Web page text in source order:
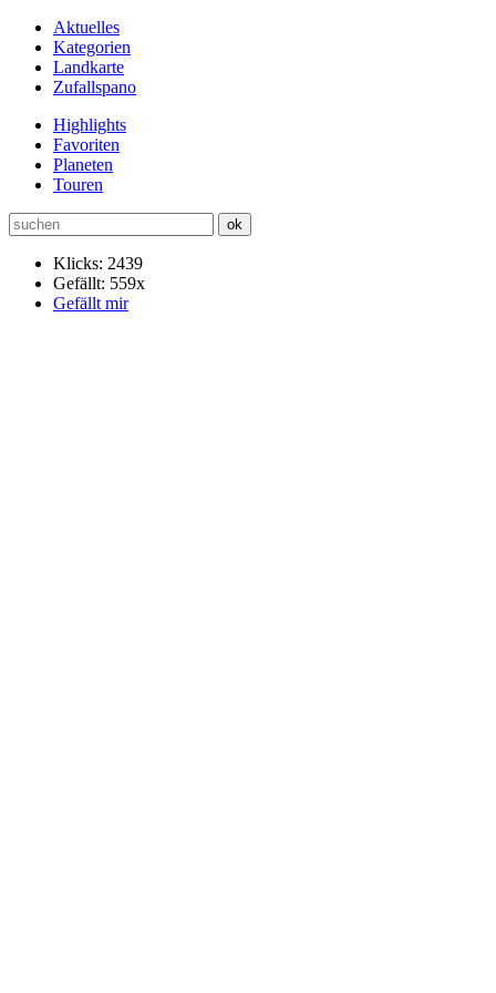
Aktuelles
Kategorien
Landkarte
Zufallspano
Highlights
Favoriten
Planeten
Touren
Klicks: 2439
Gefällt: 559x
Gefällt mir